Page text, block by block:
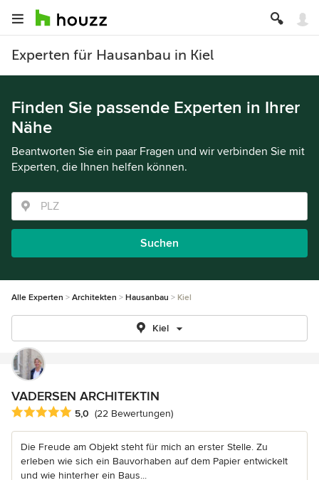
Experten für Hausanbau in Kiel
Finden Sie passende Experten in Ihrer
Nähe
Beantworten Sie ein paar Fragen und wir verbinden Sie mit
Experten, die Ihnen helfen können.
Suchen
Alle Experten Architekten Hausanbau Kiel
Kiel
VADERSEN ARCHITEKTIN
Durchschnittliche Bewertung: 5 von 5 Sternen
5,0 (22 Bewertungen)
Die Freude am Objekt steht für mich an erster Stelle. Zu
erleben wie sich ein Bauvorhaben auf dem Papier entwickelt
und wie hinterher ein Baus...